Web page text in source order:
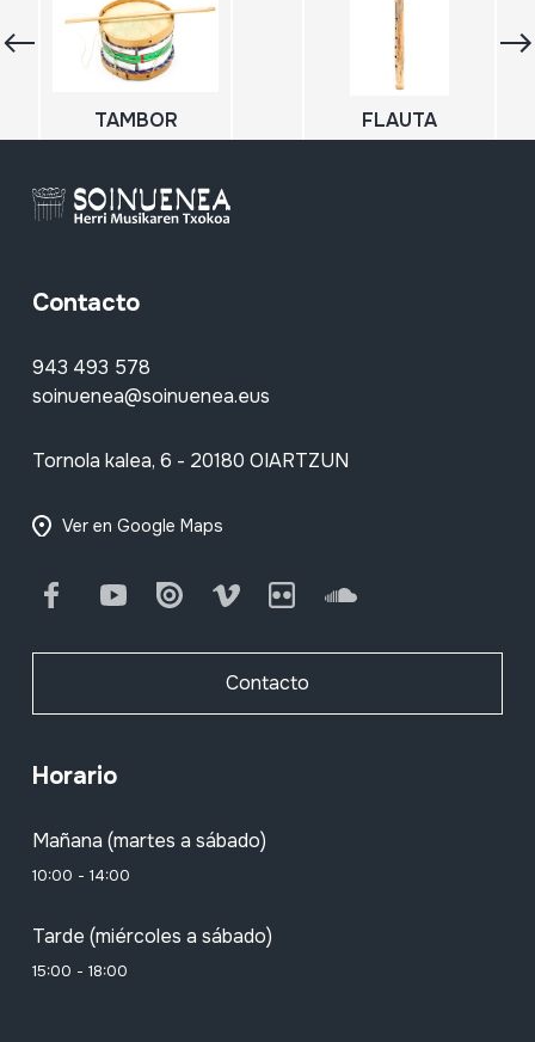
TAMBOR FLAUTA
Contacto
943 493 578
soinuenea@soinuenea.eus
Tornola kalea, 6 - 20180 OIARTZUN
Ver en Google Maps
FacebookYoutube Issuu Vimeo Flickr SoundCloud
Contacto
Horario
Mañana (martes a sábado)
10:00 - 14:00
Tarde (miércoles a sábado)
15:00 - 18:00